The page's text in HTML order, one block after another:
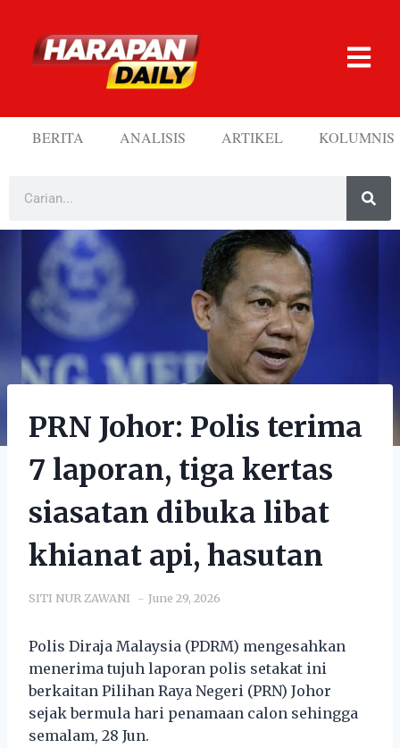
BERITA ANALISIS ARTIKEL KOLUMNIS
PRN Johor: Polis terima
7 laporan, tiga kertas
siasatan dibuka libat
khianat api, hasutan
SITI NUR ZAWANI June 29, 2026
Polis Diraja Malaysia (PDRM) mengesahkan
menerima tujuh laporan polis setakat ini
berkaitan Pilihan Raya Negeri (PRN) Johor
sejak bermula hari penamaan calon sehingga
semalam, 28 Jun.